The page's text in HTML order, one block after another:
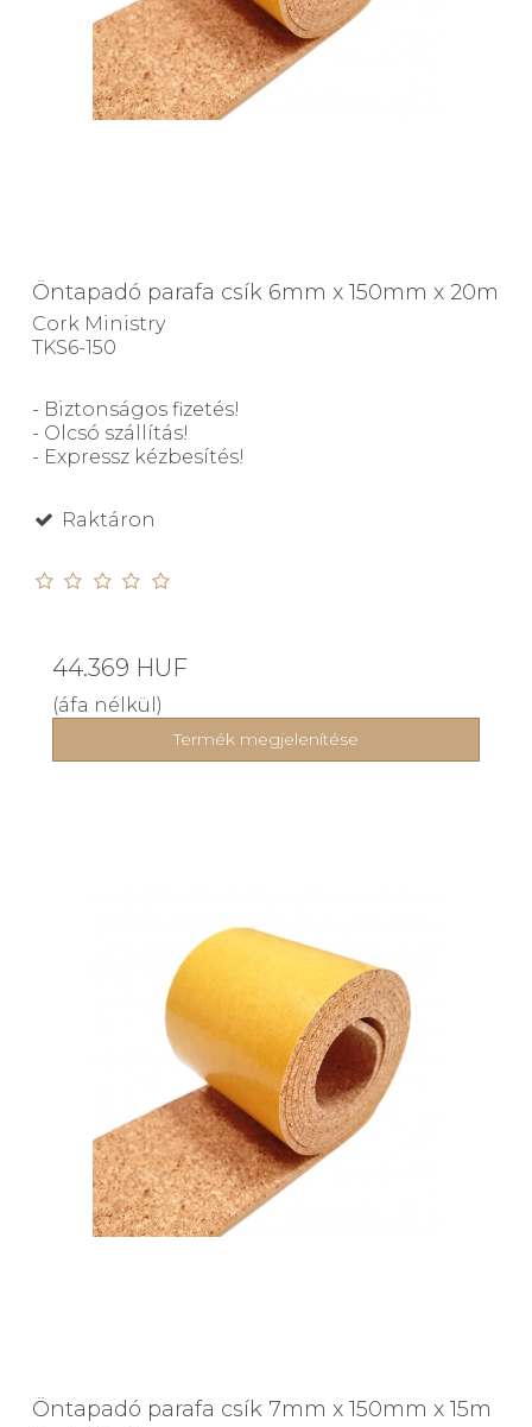
Öntapadó parafa csík 6mm x 150mm x 20m
Cork Ministry
TKS6-150
- Biztonságos fizetés!
- Olcsó szállítás!
- Expressz kézbesítés!
Raktáron
44.369 HUF
(áfa nélkül)
Termék megjelenítése
Öntapadó parafa csík 7mm x 150mm x 15m